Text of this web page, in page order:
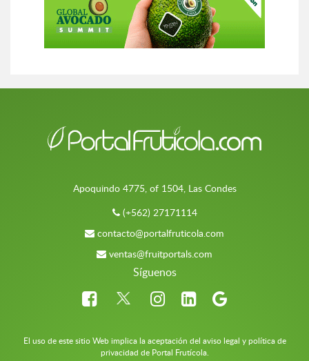
Apoquindo 4775, of 1504, Las Condes
(+562) 27171114
contacto@portalfruticola.com
ventas@fruitportals.com
Síguenos
El uso de este sitio Web implica la aceptación del aviso legal y política de
privacidad de Portal Frutícola.